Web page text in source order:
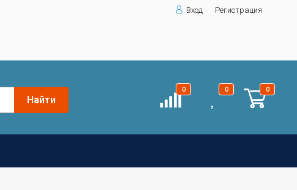
Вход Регистрация
Найти
0 0 0